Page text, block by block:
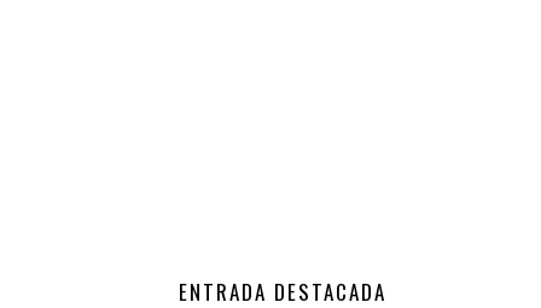
ENTRADA DESTACADA